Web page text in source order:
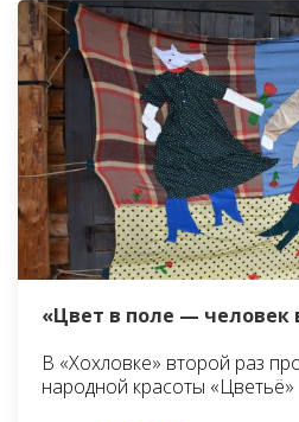
«Цвет в поле — человек
В «Хохловке» второй раз
народной красоты «Цветьё»